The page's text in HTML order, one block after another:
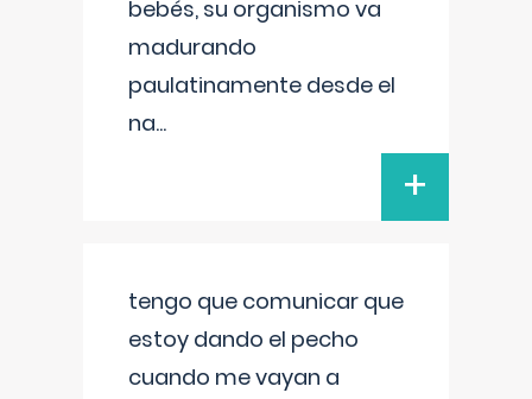
bebés, su organismo va
madurando
paulatinamente desde el
na...
+
tengo que comunicar que
estoy dando el pecho
cuando me vayan a